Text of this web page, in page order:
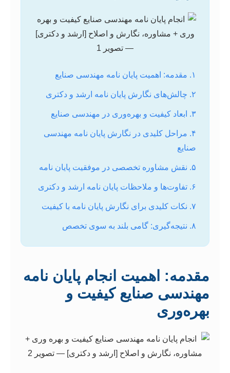
۱. مقدمه: اهمیت پایان نامه مهندسی صنایع
۲. چالش‌های نگارش پایان نامه ارشد و دکتری
۳. ابعاد کیفیت و بهره‌وری در مهندسی صنایع
۴. مراحل کلیدی در نگارش پایان نامه مهندسی
صنایع
۵. نقش مشاوره تخصصی در موفقیت پایان نامه
۶. تفاوت‌ها و ملاحظات پایان نامه ارشد و دکتری
۷. نکات کلیدی برای نگارش پایان نامه با کیفیت
۸. نتیجه‌گیری: گامی بلند به سوی تخصص
مقدمه: اهمیت انجام پایان نامه
مهندسی صنایع کیفیت و
بهره‌وری